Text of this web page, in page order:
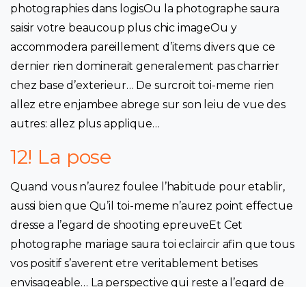
photographies dans logisOu la photographe saura
saisir votre beaucoup plus chic imageOu y
accommodera pareillement d’items divers que ce
dernier rien dominerait generalement pas charrier
chez base d’exterieur… De surcroit toi-meme rien
allez etre enjambee abrege sur son leiu de vue des
autres: allez plus applique…
12! La pose
Quand vous n’aurez foulee l’habitude pour etablir,
aussi bien que Qu’il toi-meme n’aurez point effectue
dresse a l’egard de shooting epreuveEt Cet
photographe mariage saura toi eclaircir afin que tous
vos positif s’averent etre veritablement betises
envisageable… La perspective qui reste a l’egard de